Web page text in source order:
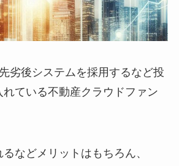
劣後システムを採用するなど投
ている不動産クラウドファン
などメリットはもちろん、